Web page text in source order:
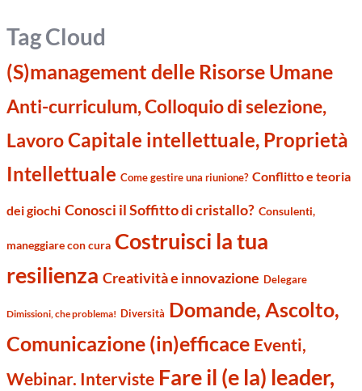
Tag Cloud
(S)management delle Risorse Umane
Anti-curriculum, Colloquio di selezione,
LavoroCapitale intellettuale, Proprietà
Intellettuale Come gestire una riunione? Conflitto e teoria
dei giochi Conosci il Soffitto di cristallo? Consulenti,
maneggiare con cura Costruisci la tua
resilienza Creatività e innovazione Delegare
Dimissioni, che problema! Diversità Domande, Ascolto,
Comunicazione (in)efficace Eventi,
Webinar. Interviste Fare il (e la) leader,